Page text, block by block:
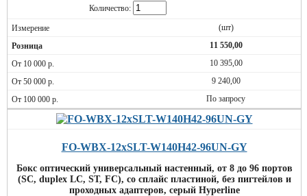
Количество:
(шт)
11 550,00
10 395,00
9 240,00
По запросу
FO-WBX-12xSLT-W140H42-96UN-GY
Бокс оптический универсальный настенный, от 8 до 96 портов
(SC, duplex LC, ST, FC), со сплайс пластиной, без пигтейлов и
проходных адаптеров, серый Hyperline